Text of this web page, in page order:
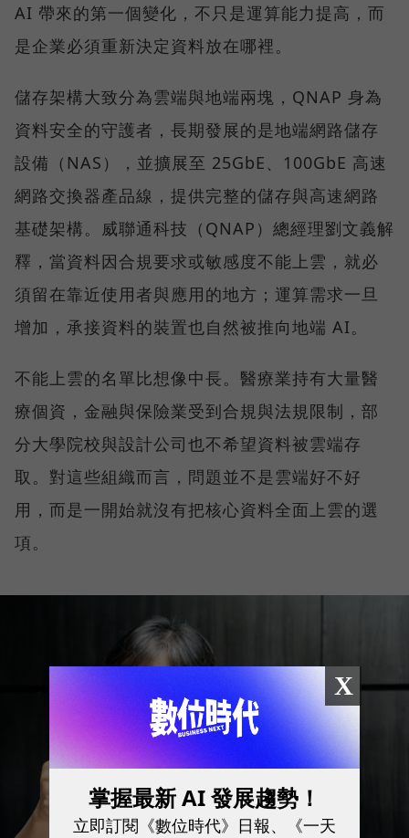
AI 帶來的第一個變化，不只是運算能力提高，而
是企業必須重新決定資料放在哪裡。
儲存架構大致分為雲端與地端兩塊，QNAP 身為
資料安全的守護者，長期發展的是地端網路儲存
設備（NAS），並擴展至 25GbE、100GbE 高速
網路交換器產品線，提供完整的儲存與高速網路
基礎架構。威聯通科技（QNAP）總經理劉文義解
釋，當資料因合規要求或敏感度不能上雲，就必
須留在靠近使用者與應用的地方；運算需求一旦
增加，承接資料的裝置也自然被推向地端 AI。
不能上雲的名單比想像中長。醫療業持有大量醫
療個資，金融與保險業受到合規與法規限制，部
分大學院校與設計公司也不希望資料被雲端存
取。對這些組織而言，問題並不是雲端好不好
用，而是一開始就沒有把核心資料全面上雲的選
項。
X
掌握最新 AI 發展趨勢！
立即訂閱《數位時代》日報、《一天